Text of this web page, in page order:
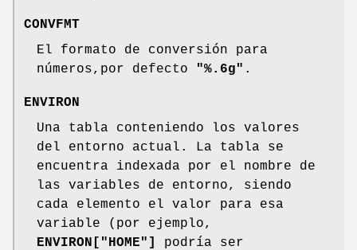
CONVFMT
El formato de conversión para
números,por defecto
"%.6g" .
ENVIRON
Una tabla conteniendo los valores
del entorno actual. La tabla se
encuentra indexada por el nombre de
las variables de entorno, siendo
cada elemento el valor para esa
variable (por ejemplo,
ENVIRON["HOME"]
podría ser